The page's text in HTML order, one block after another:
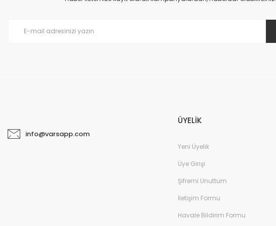
info@varsapp.com
ÜYELİK
Yeni Üyelik
Üye Girişi
Şifremi Unuttum
İletişim Formu
Havale Bildirim Formu